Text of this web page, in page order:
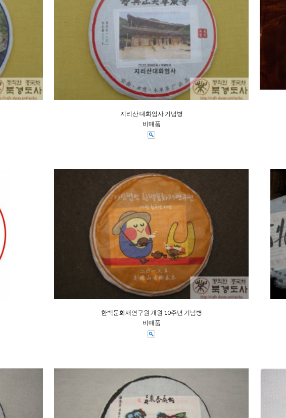
지리산 대화엄사 기념병
비매품
한백문화재연구원 개원 10주년 기념병
비매품